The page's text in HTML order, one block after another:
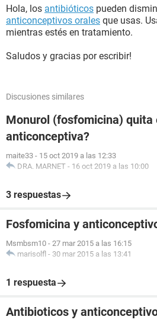
Hola, los antibióticos pueden
anticonceptivos orales que usas.
mientras estés en tratamiento.
Saludos y gracias por escribir!
Discusiones similares
Monurol (fosfomicina)
anticonceptiva?
maite33 - 15 oct 2019 a las 12:33
DRA. MARNET - 16 oct 2019 a las 10:00
3 respuestas
Fosfomicina y
Msmbsm10 - 27 mar 2015 a las 16:15
marisolfl - 30 mar 2015 a las 13:41
1 respuesta
Antibioticos y